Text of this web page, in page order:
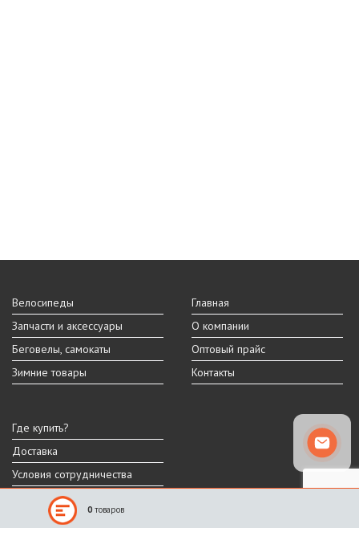
Велосипеды
Запчасти и аксессуары
Беговелы, самокаты
Зимние товары
Главная
О компании
Оптовый прайс
Контакты
Где купить?
Доставка
Условия сотрудничества
Реальный внешний вид и технические характеристики товара могут
отличаться от представленных на сайте.
0 товаров